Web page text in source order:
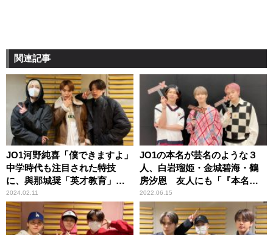
関連記事
JO1河野純喜「僕できますよ」
中学時代も注目された特技
に、與那城奨「英才教育」白
岩瑠姫「2歳から！？」
2024.02.11
JO1の本名が芸名のような３
人、白岩瑠姫・金城碧海・鶴
房汐恩 友人にも「『本名
は？』って聞かれた」
2022.06.15